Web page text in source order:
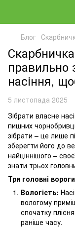
Блог
правильно
насіння,
5 листопада 2025
Зібрати власне
пишних
зібрати – це лише
зберегти його до
найціннішого –
знати трьох
Три головні
Вологість:
вологому
спочатку
раніше часу.